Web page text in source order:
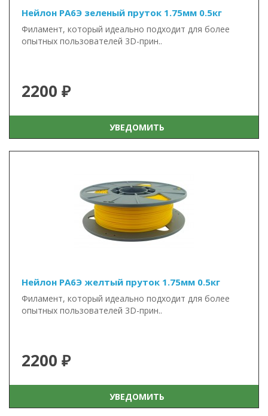
Нейлон PA6Э зеленый пруток 1.75мм 0.5кг
Филамент, который идеально подходит для более
опытных пользователей 3D-прин..
2200 ₽
УВЕДОМИТЬ
Нейлон PA6Э желтый пруток 1.75мм 0.5кг
Филамент, который идеально подходит для более
опытных пользователей 3D-прин..
2200 ₽
УВЕДОМИТЬ